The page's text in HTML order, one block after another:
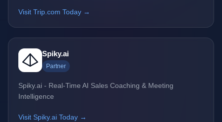
Visit Trip.com Today →
Spiky.ai
Partner
Spiky.ai - Real-Time AI Sales Coaching & Meeting
Intelligence
Visit Spiky.ai Today →